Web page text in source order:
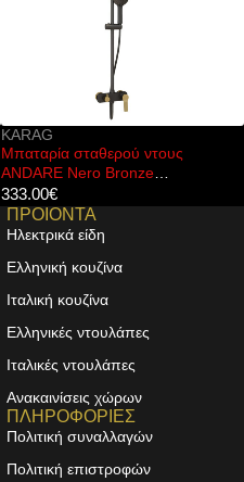
KARAG
Μπαταρία σταθερού ντους
ANDARE Nero Bronze
WNW33R98PA-B KARAG
333.00€
ΠΡΟΙΟΝΤΑ
Ηλεκτρικά είδη
Ελληνική κουζίνα
Ιταλική κουζίνα
Ελληνικές ντουλάπες
Ιταλικές ντουλάπες
Ανακαινίσεις χώρων
ΠΛΗΡΟΦΟΡΙΕΣ
Πολιτική συναλλαγών
Πολιτική επιστροφών